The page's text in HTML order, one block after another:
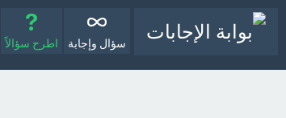
سؤال وإجابة اطرح سؤالاً